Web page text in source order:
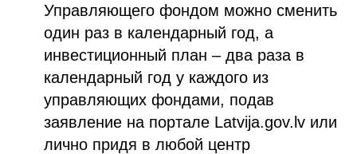
Управляющего фондом можно сменить
один раз в календарный год, а
инвестиционный план – два раза в
календарный год у каждого из
управляющих фондами, подав
заявление на портале Latvija.gov.lv или
лично придя в любой центр